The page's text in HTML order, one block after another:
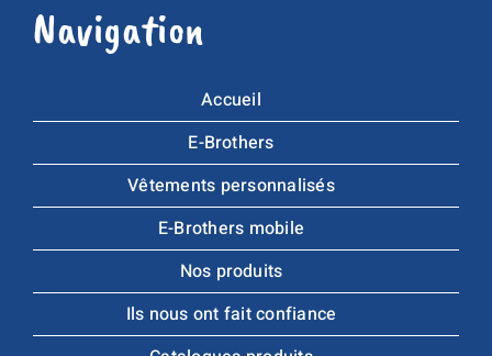
Navigation
Accueil
E-Brothers
Vêtements personnalisés
E-Brothers mobile
Nos produits
Ils nous ont fait confiance